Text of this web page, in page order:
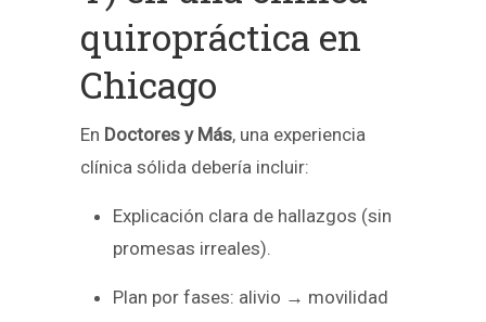
quiropráctica en
Chicago
En Doctores y Más, una experiencia
clínica sólida debería incluir:
Explicación clara de hallazgos (sin
promesas irreales).
Plan por fases: alivio → movilidad